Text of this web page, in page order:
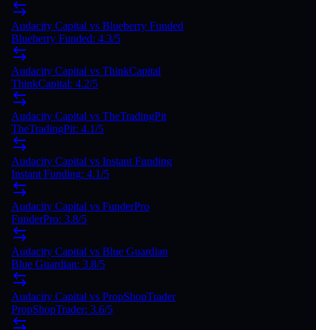
Audacity Capital vs Blueberry Funded
Blueberry Funded: 4.3/5
Audacity Capital vs ThinkCapital
ThinkCapital: 4.2/5
Audacity Capital vs TheTradingPit
TheTradingPit: 4.1/5
Audacity Capital vs Instant Funding
Instant Funding: 4.1/5
Audacity Capital vs FunderPro
FunderPro: 3.8/5
Audacity Capital vs Blue Guardian
Blue Guardian: 3.8/5
Audacity Capital vs PropShopTrader
PropShopTrader: 3.6/5